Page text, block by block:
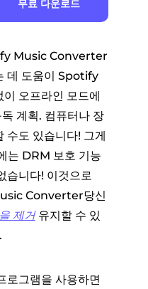
무료 다운로드
Music Converter
데 도움이 Spotify
오프라인 모드에
계획. 컴퓨터나 장
수도 있습니다! 그게
는 DRM 보호 기능
습니다! 이것으로
Converter당신
제거유지할 수 있
로그램을 사용하면